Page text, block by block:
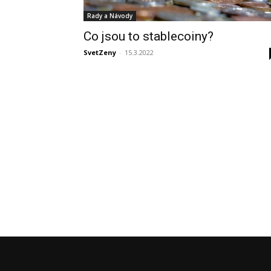
Rady a Návody
Co jsou to stablecoiny?
SvetZeny - 15.3.2022